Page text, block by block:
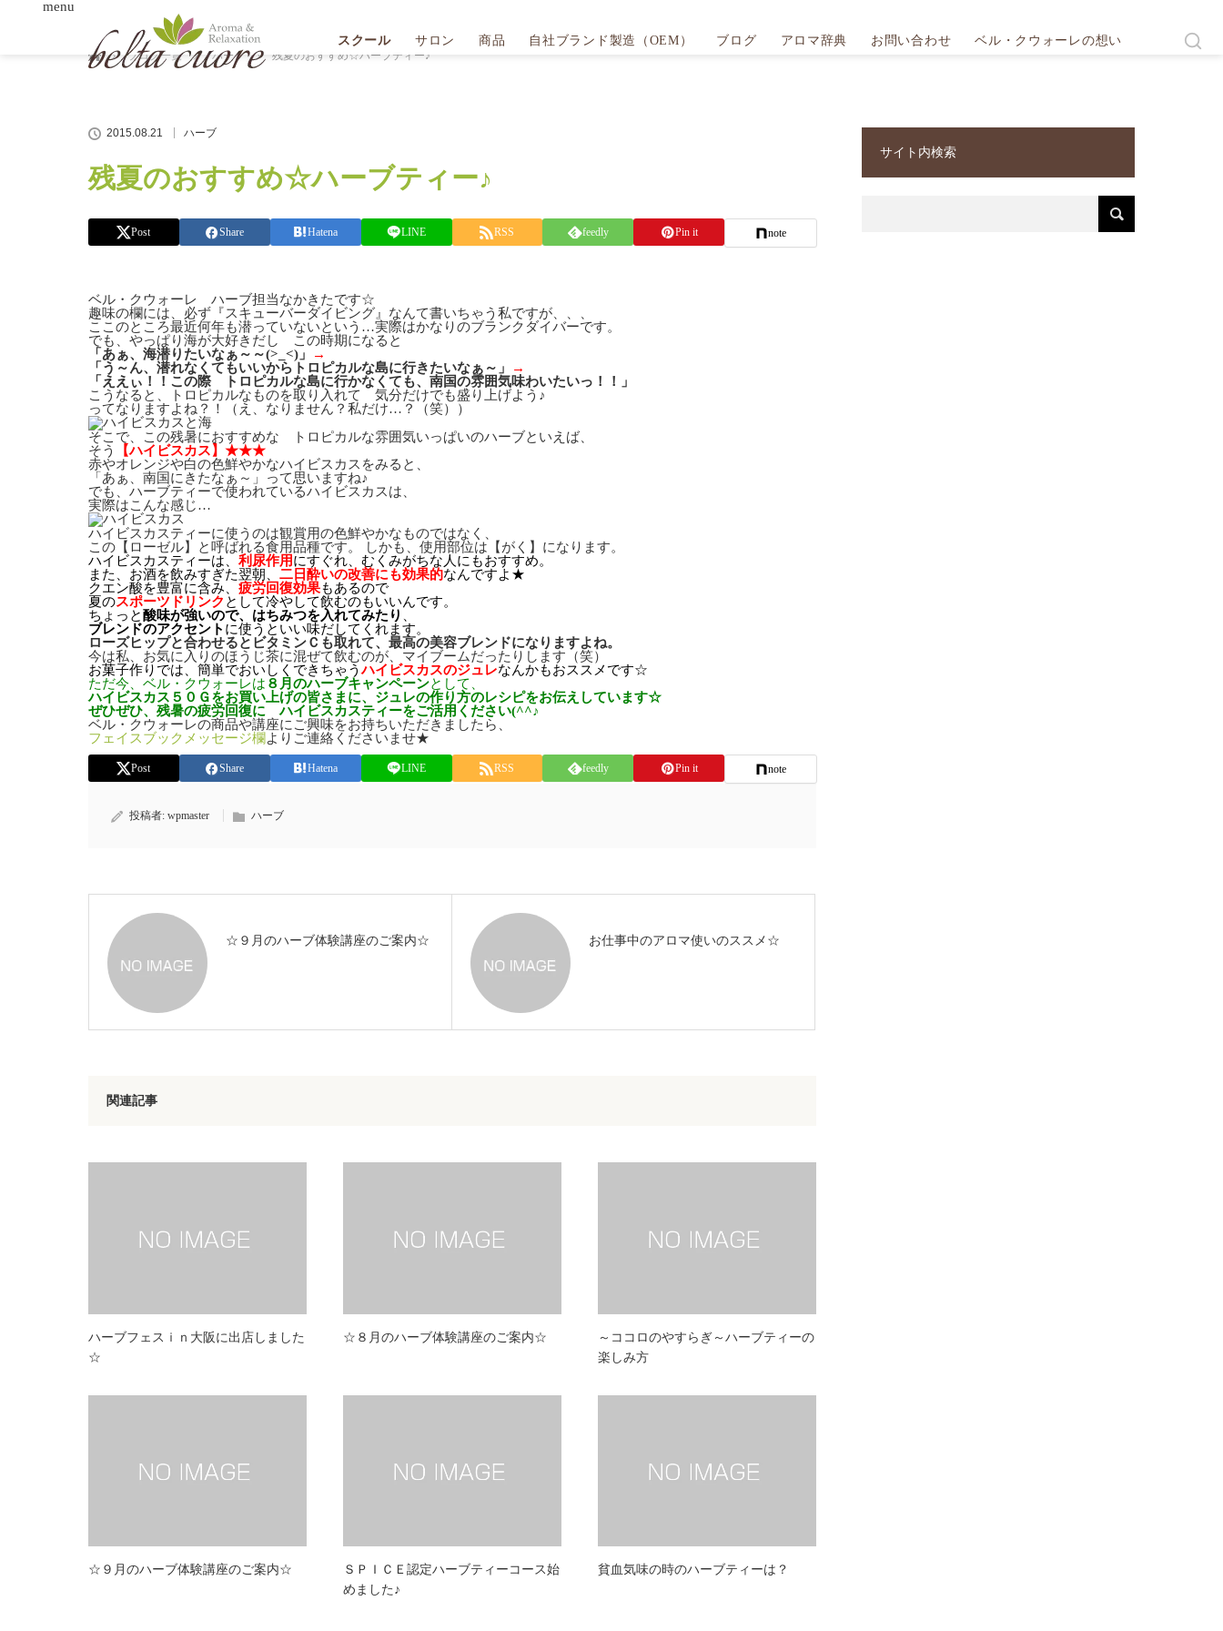
menu
スクール サロン 商品 自社ブランド製造（OEM） ブログ アロマ辞典 お問い合わせ ベル・クウォーレの想い
ホーム
ブログ一覧
ハーブ 残夏のおすすめ☆ハーブティー♪
2015.08.21 ハーブ
残夏のおすすめ☆ハーブティー♪
Post Share Hatena LINE RSS feedly Pin it note
ベル・クウォーレ ハーブ担当なかきたです☆
趣味の欄には、必ず『スキューバーダイビング』なんて書いちゃう私ですが、、、
ここのところ最近何年も潜っていないという…実際はかなりのブランクダイバーです。
でも、やっぱり海が大好きだし この時期になると
「あぁ、海潜りたいなぁ～～(>_<)」
→
「う～ん、潜れなくてもいいからトロピカルな島に行きたいなぁ～」
→
「ええぃ！！この際 トロピカルな島に行かなくても、南国の雰囲気味わいたいっ！！」
こうなると、トロピカルなものを取り入れて 気分だけでも盛り上げよう♪
ってなりますよね？！（え、なりません？私だけ…？（笑））
そこで、この残暑におすすめな トロピカルな雰囲気いっぱいのハーブといえば、
そう
【ハイビスカス】★★★
赤やオレンジや白の色鮮やかなハイビスカスをみると、
「あぁ、南国にきたなぁ～」って思いますね♪
でも、ハーブティーで使われているハイビスカスは、
実際はこんな感じ…
ハイビスカスティーに使うのは観賞用の色鮮やかなものではなく、
この【ローゼル】と呼ばれる食用品種です。 しかも、使用部位は【がく】になります。
ハイビスカスティーは、 利尿作用にすぐれ、むくみがちな人にもおすすめ。
また、お酒を飲みすぎた翌朝、 二日酔いの改善にも効果的なんですよ★
クエン酸を豊富に含み
疲労回復効果もあるので
夏のスポーツドリンク として冷やして飲むのもいいんです。
ちょっと酸味が強いので、はちみつを入れてみたり
ブレンドのアクセント に使うといい味だしてくれます。
ローズヒップと合わせるとビタミンＣも取れて、最高の美容ブレンドになりますよね。
今は私、お気に入りのほうじ茶に混ぜて飲むのが、マイブームだったりします（笑）
お菓子作りでは、簡単でおいしくできちゃうハイビスカスのジュレなんかもおススメです☆
ただ今、ベル・クウォーレは ８月のハーブキャンペーンとして、
ハイビスカス５０Ｇをお買い上げの皆さまに、ジュレの作り方のレシピをお伝えしています☆
ぜひぜひ、残暑の疲労回復に ハイビスカスティーをご活用ください(^^♪
ベル・クウォーレの商品や講座にご興味をお持ちいただきましたら、
フェイスブックメッセージ欄よりご連絡くださいませ★
Post Share Hatena LINE RSS feedly Pin it note
投稿者: wpmaster ハーブ
☆９月のハーブ体験講座のご案内☆ お仕事中のアロマ使いのススメ☆
関連記事
ハーブフェスｉｎ大阪に出店しました
☆
☆８月のハーブ体験講座のご案内☆
～ココロのやすらぎ～ハーブティーの
楽しみ方
☆９月のハーブ体験講座のご案内☆
ＳＰＩＣＥ認定ハーブティーコース始
めました♪
貧血気味の時のハーブティーは？
サイト内検索